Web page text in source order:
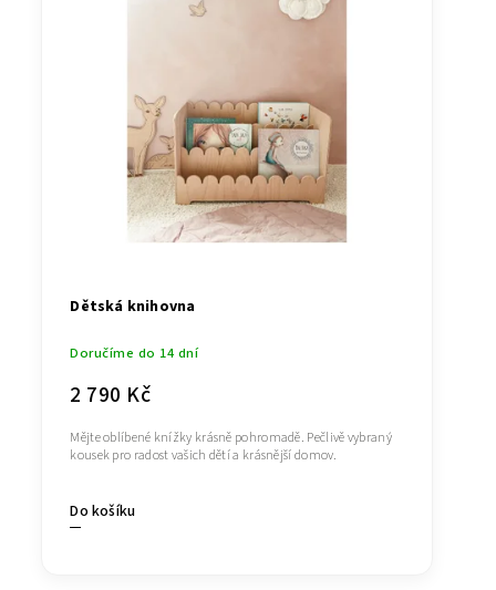
Dětská knihovna
Doručíme do 14 dní
2 790 Kč
Do košíku
Mějte oblíbené knížky krásně pohromadě. Pečlivě vybraný
kousek pro radost vašich dětí a krásnější domov.